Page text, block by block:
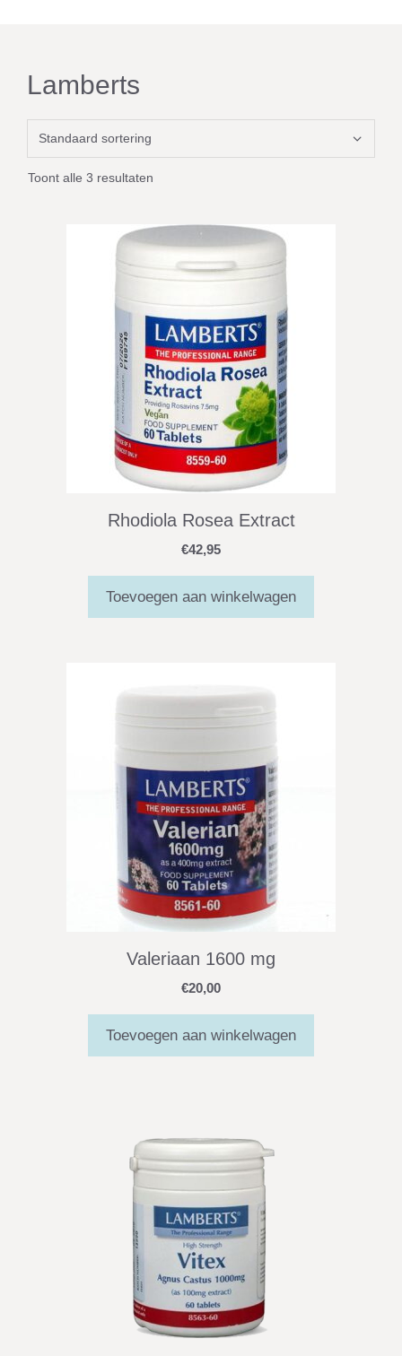
Lamberts
Toont alle 3 resultaten
Rhodiola Rosea Extract
€42,95
Toevoegen aan winkelwagen
Valeriaan 1600 mg
€20,00
Toevoegen aan winkelwagen